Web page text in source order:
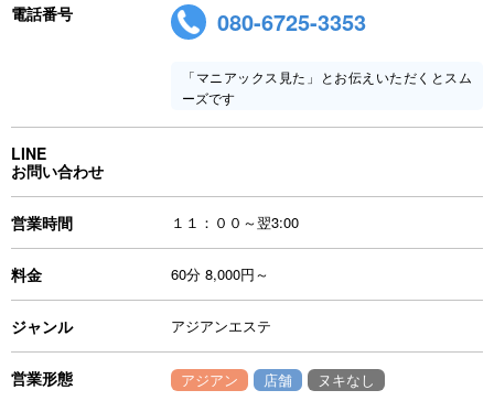
電話番号 080-6725-3353
「マニアックス見た」とお伝えいただくとスム
ーズです
LINE
お問い合わせ
営業時間 １１：００～翌3:00
料金 60分 8,000円～
ジャンル アジアンエステ
営業形態 アジアン 店舗 ヌキなし